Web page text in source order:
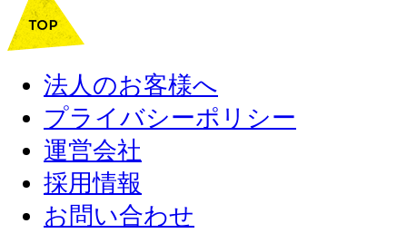
法人のお客様へ
プライバシーポリシー
運営会社
採用情報
お問い合わせ